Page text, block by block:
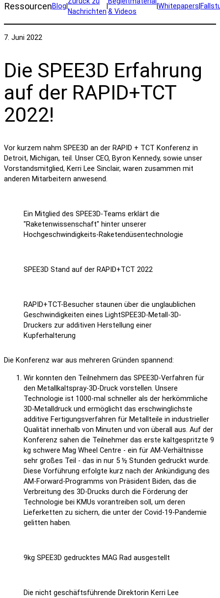
RessourcenBlog
Nachrichten & Videos
Whitepapers
7. Juni 2022
Die SPEE3D Erfahrung
auf der RAPID+TCT
2022!
Vor kurzem nahm SPEE3D an der RAPID + TCT Konferenz in
Detroit, Michigan, teil. Unser CEO, Byron Kennedy, sowie unser
Vorstandsmitglied, Kerri Lee Sinclair, waren zusammen mit
anderen Mitarbeitern anwesend.
Ein Mitglied des SPEE3D-Teams erklärt die
"Raketenwissenschaft" hinter unserer
Hochgeschwindigkeits-Raketendüsentechnologie
SPEE3D Stand auf der RAPID+TCT 2022
RAPID+TCT-Besucher staunen über die unglaublichen
Geschwindigkeiten eines LightSPEE3D-Metall-3D-
Druckers zur additiven Herstellung einer
Kupferhalterung
Die Konferenz war aus mehreren Gründen spannend:
Wir konnten den Teilnehmern das SPEE3D-Verfahren für
den Metallkaltspray-3D-Druck vorstellen. Unsere
Technologie ist 1000-mal schneller als der herkömmliche
3D-Metalldruck und ermöglicht das erschwinglichste
additive Fertigungsverfahren für Metallteile in industrieller
Qualität innerhalb von Minuten und von überall aus. Auf der
Konferenz sahen die Teilnehmer das erste kaltgespritzte 9
kg schwere Mag Wheel Centre - ein für AM-Verhältnisse
sehr großes Teil - das in nur 5 ½ Stunden gedruckt wurde.
Diese Vorführung erfolgte kurz nach der Ankündigung des
AM-Forward-Programms von Präsident Biden, das die
Verbreitung des 3D-Drucks durch die Förderung der
Technologie bei KMUs vorantreiben soll, um deren
Lieferketten zu sichern, die unter der Covid-19-Pandemie
gelitten haben.
9kg SPEE3D gedrucktes MAG Rad ausgestellt
Die nicht geschäftsführende Direktorin Kerri Lee